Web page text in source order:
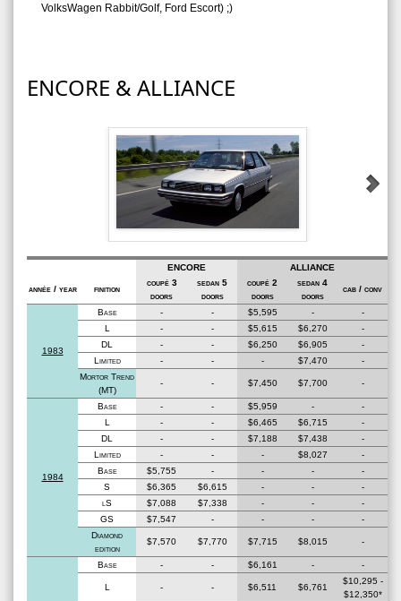
VolksWagen Rabbit/Golf, Ford Escort) ;)
ENCORE & ALLIANCE
ENCORE ALLIANCE
année / year finition
coupé 3
doors
sedan 5
doors
coupé 2
doors
sedan 4
doors
cab / conv
1983
Base - - $5,595 -
-
L
- - $5,615 $6,270
-
DL
- - $6,250 $6,905
-
Limited
- - - $7,470
-
Mortor Trend
(MT)
- - $7,450 $7,700 -
1984
Base - - $5,959 -
-
L
- - $6,465 $6,715
-
DL
- - $7,188 $7,438
-
Limited
- - - $8,027
-
Base
$5,755 - - -
-
S
$6,365 $6,615 - -
-
lS
$7,088 $7,338 - -
-
GS
$7,547 - - -
-
Diamond
edition
$7,570 $7,770 $7,715 $8,015 -
Base - - $6,161 - -
L - - $6,511 $6,761
$10,295 -
$12,350*